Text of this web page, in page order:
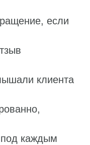
если
клиента
каждым